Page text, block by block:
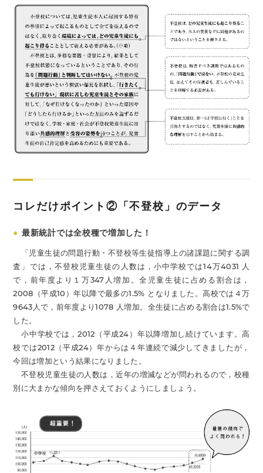
コレだけポイント②「不登校」のデータ
● 最新統計では全校種で増加した！
「児童生徒の問題行動・不登校等生徒指導上の諸課題に関する調
査」では，不登校児童生徒の人数は，小中学校では14万4031 人
で，前年度より１万347人増加。全児童生徒に占める割合は，
2008（平成10）年以降で最多の1.5% となりました。高校では４万
9643人で，前年度より1078 人増加。全生徒に占める割合は1.5%で
した。
小中学校では，2012（平成24）年以降増加し続けています。高
校では2012（平成24）年からは４年連続で減少してきましたが，
今回は増加という結果になりました。
不登校児童生徒の人数は，近年の増減などが問われるので，校種
別に大まかな傾向を押さえておくようにしましょう。